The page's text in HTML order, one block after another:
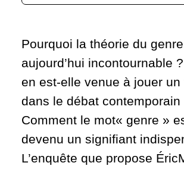
Pourquoi la théorie du
aujourd’hui incontournable
en est-elle venue à jouer un
dans le débat contemporain
Comment le mot« genre »
devenu un signifiant
L’enquête que propose